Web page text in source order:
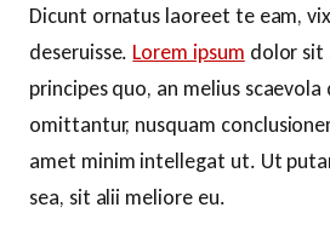
Dicunt ornatus laoreet te eam,
deseruisse. Lorem ipsum dolor sit
principes quo, an melius
omittantur, nusquam
amet minim intellegat ut. Ut
sea, sit alii meliore eu.